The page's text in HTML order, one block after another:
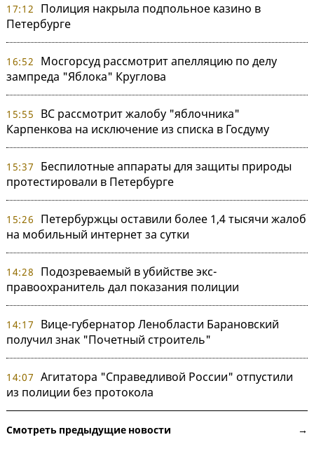
17:12
Полиция накрыла подпольное казино в
Петербурге
16:52
Мосгорсуд рассмотрит апелляцию по делу
зампреда "Яблока" Круглова
15:55
ВС рассмотрит жалобу "яблочника"
Карпенкова на исключение из списка в Госдуму
15:37
Беспилотные аппараты для защиты природы
протестировали в Петербурге
15:26
Петербуржцы оставили более 1,4 тысячи жалоб
на мобильный интернет за сутки
14:28
Подозреваемый в убийстве экс-
правоохранитель дал показания полиции
14:17
Вице-губернатор Ленобласти Барановский
получил знак "Почетный строитель"
14:07 Агитатора "Справедливой России" отпустили
из полиции без протокола
Смотреть предыдущие новости →